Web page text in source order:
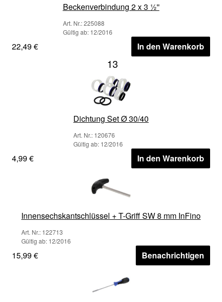
Beckenverbindung 2 x 3 ½''
Art. Nr.: 225088
Gültig ab: 12/2016
22,49 € In den Warenkorb
13
Dichtung Set Ø 30/40
Art. Nr.: 120676
Gültig ab: 12/2016
4,99 € In den Warenkorb
Innensechskantschlüssel + T-Griff SW 8 mm InFino
Art. Nr.: 122713
Gültig ab: 12/2016
15,99 € Benachrichtigen